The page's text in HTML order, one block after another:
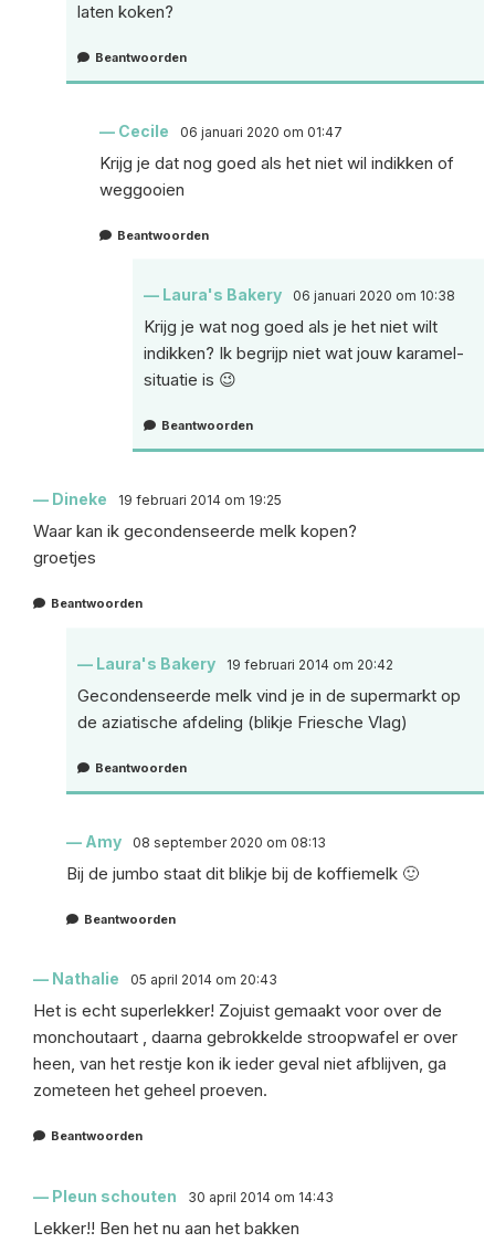
laten koken?
Beantwoorden
Cecile 06 januari 2020 om 01:47
Krijg je dat nog goed als het niet wil indikken of
weggooien
Beantwoorden
Laura's Bakery 06 januari 2020 om 10:38
Krijg je wat nog goed als je het niet wilt
indikken? Ik begrijp niet wat jouw karamel-
situatie is 😉
Beantwoorden
Dineke 19 februari 2014 om 19:25
Waar kan ik gecondenseerde melk kopen?
groetjes
Beantwoorden
Laura's Bakery 19 februari 2014 om 20:42
Gecondenseerde melk vind je in de supermarkt op
de aziatische afdeling (blikje Friesche Vlag)
Beantwoorden
Amy 08 september 2020 om 08:13
Bij de jumbo staat dit blikje bij de koffiemelk 🙂
Beantwoorden
Nathalie 05 april 2014 om 20:43
Het is echt superlekker! Zojuist gemaakt voor over de
monchoutaart , daarna gebrokkelde stroopwafel er over
heen, van het restje kon ik ieder geval niet afblijven, ga
zometeen het geheel proeven.
Beantwoorden
Pleun schouten 30 april 2014 om 14:43
Lekker!! Ben het nu aan het bakken